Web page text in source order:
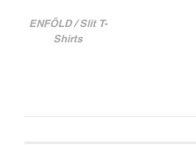
投稿ナビゲーション
ENFÖLD / Slit T-
Shirts